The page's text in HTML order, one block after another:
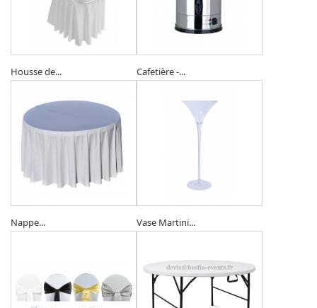
Housse de... Cafetière -...
Nappe... Vase Martini...